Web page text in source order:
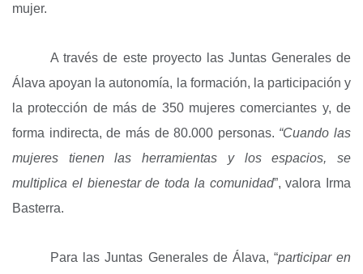
mujer.
A través de este proyecto las Juntas Generales de
Álava apoyan la autonomía, la formación, la participación y
la protección de más de 350 mujeres comerciantes y, de
forma indirecta, de más de 80.000 personas. “Cuando las
mujeres tienen las herramientas y los espacios, se
multiplica el bienestar de toda la comunidad”, valora Irma
Basterra.
Para las Juntas Generales de Álava, “participar en